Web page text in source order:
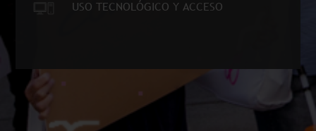
USO TECNOLÓGICO Y ACCESO